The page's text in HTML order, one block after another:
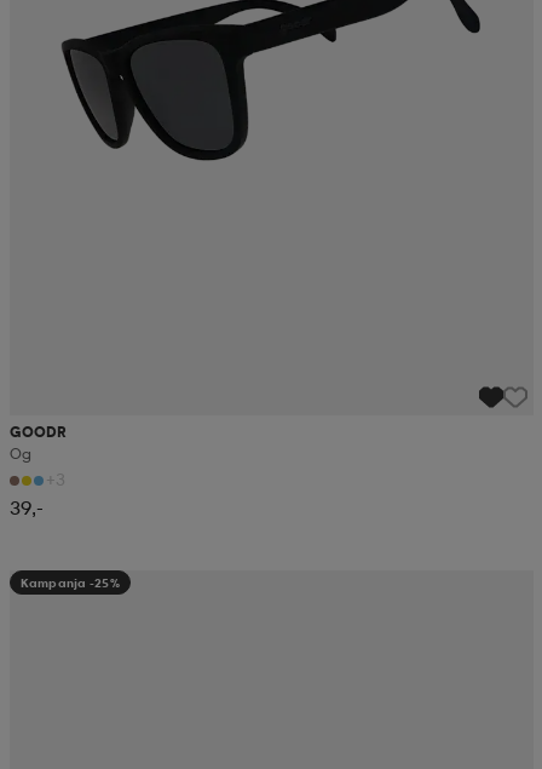
GOODR
Og
+3
39,-
Kampanja -25%